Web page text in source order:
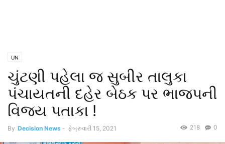
UN
ચુંટણી પહેલા જ સુબીર તાલુકા
પંચાયતની દહેર બેઠક પર ભાજપની
વિજય પતાકા !
By Decision News - ફેબ્રુવારી 15, 2021 0
218